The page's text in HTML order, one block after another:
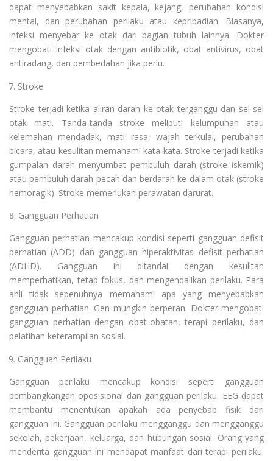
dapat menyebabkan sakit kepala, kejang, perubahan kondisi
mental, dan perubahan perilaku atau kepribadian. Biasanya,
infeksi menyebar ke otak dari bagian tubuh lainnya. Dokter
mengobati infeksi otak dengan antibiotik, obat antivirus, obat
antiradang, dan pembedahan jika perlu.
Stroke
Stroke terjadi ketika aliran darah ke otak terganggu dan sel-sel
otak mati. Tanda-tanda stroke meliputi kelumpuhan atau
kelemahan mendadak, mati rasa, wajah terkulai, perubahan
bicara, atau kesulitan memahami kata-kata. Stroke terjadi ketika
gumpalan darah menyumbat pembuluh darah (stroke iskemik)
atau pembuluh darah pecah dan berdarah ke dalam otak (stroke
hemoragik). Stroke memerlukan perawatan darurat.
8. Gangguan Perhatian
Gangguan perhatian mencakup kondisi seperti gangguan defisit
perhatian (ADD) dan gangguan hiperaktivitas defisit perhatian
(ADHD). Gangguan ini ditandai dengan kesulitan
memperhatikan, tetap fokus, dan mengendalikan perilaku. Para
ahli tidak sepenuhnya memahami apa yang menyebabkan
gangguan perhatian. Gen mungkin berperan. Dokter mengobati
gangguan perhatian dengan obat-obatan, terapi perilaku, dan
pelatihan keterampilan sosial.
Gangguan Perilaku
Gangguan perilaku mencakup kondisi seperti gangguan
pembangkangan oposisional dan gangguan perilaku. EEG dapat
membantu menentukan apakah ada penyebab fisik dari
gangguan ini. Gangguan perilaku mengganggu dan mengganggu
sekolah, pekerjaan, keluarga, dan hubungan sosial. Orang yang
menderita gangguan ini mendapat manfaat dari terapi perilaku.